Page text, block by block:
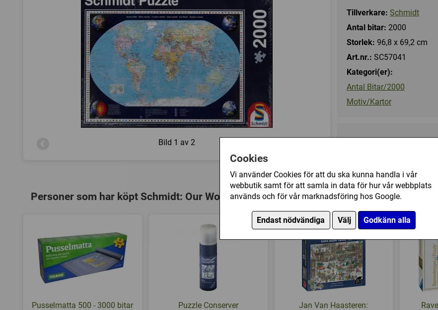
Cookies
Vi använder Cookies för att du ska kunna handla i vår
webbutik samt för att samla in data för hur vår webbplats
används och för vår marknadsföring hos Google.
Endast nödvändiga Välj Godkänn alla
Bild 1 av 2
Tillverkare: Schmidt
Antal bitar: 2000
Storlek: 96,8 x 69,2 cm
Art.nr.: SC57041
Kategori(er):
Antal Bitar/2000
Motiv/Kartor
269 kr
I lager, leveranstid 1-3
Personer som har köpt Schmidt: Our World (2000) har också köpt
Pusselmatta 500 - 3000 bitar Puzzle Conserver Jan Van Haasteren: